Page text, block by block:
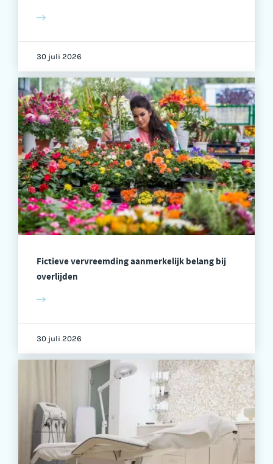
30 juli 2026
Fictieve vervreemding aanmerkelijk belang bij
overlijden
30 juli 2026